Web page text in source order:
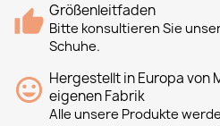
Größenleitfaden
Bitte konsultieren Sie
Schuhe.
Hergestellt in Europa von
eigenen Fabrik
Alle unsere Produkte